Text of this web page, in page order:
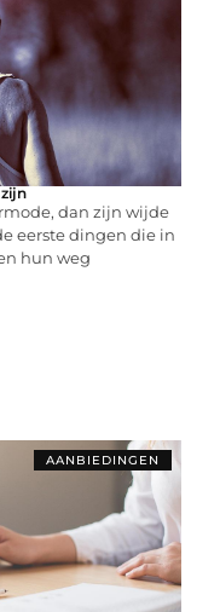
dan zijn wijde
eerste dingen die in
hun weg
AANBIEDINGEN